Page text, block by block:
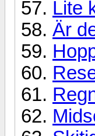
Lite
Är